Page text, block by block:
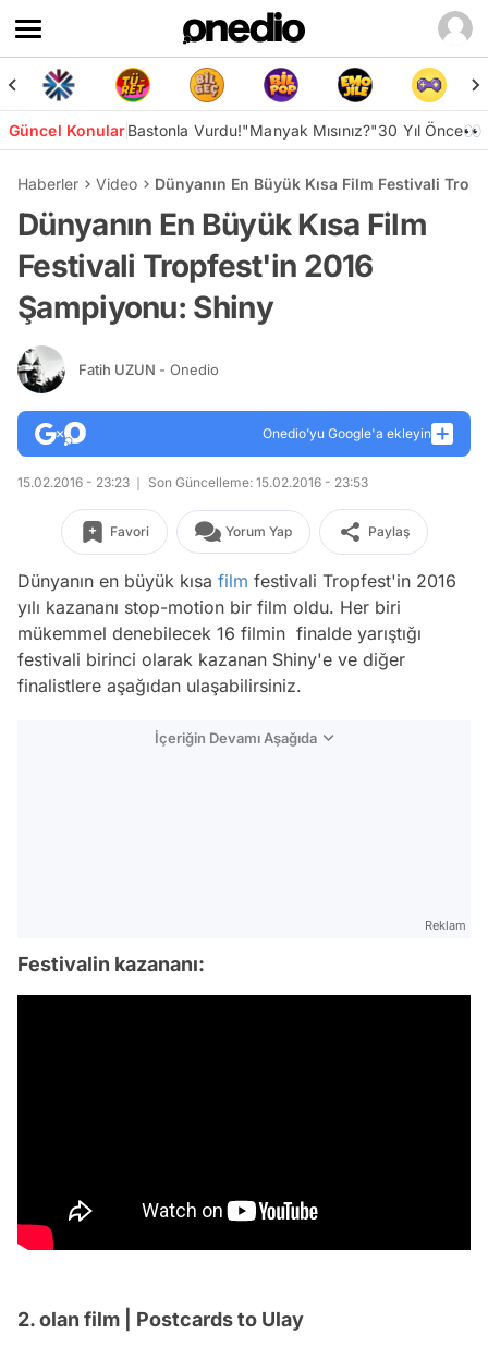
Güncel KonularBastonla Vurdu!"Manyak Mısınız?"30 Yıl Önce👀
Haberler Video Dünyanın En Büyük Kısa Film Festivali
Dünyanın En Büyük Kısa Film
Festivali Tropfest'in 2016
Şampiyonu: Shiny
Fatih UZUN - Onedio
Onedio’yu Google'a ekleyin
15.02.2016 - 23:23 Son Güncelleme: 15.02.2016 - 23:53
Favori Yorum Yap Paylaş
Dünyanın en büyük kısa film festivali Tropfest'in 2016
yılı kazananı stop-motion bir film oldu. Her biri
mükemmel denebilecek 16 filmin finalde yarıştığı
festivali birinci olarak kazanan Shiny'e ve diğer
finalistlere aşağıdan ulaşabilirsiniz.
İçeriğin Devamı Aşağıda
Reklam
Festivalin kazananı:
2. olan film | Postcards to Ulay